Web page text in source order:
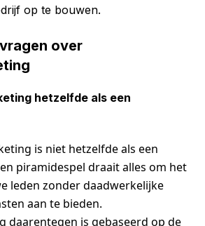
op te bouwen.
over
hetzelfde als een
is niet hetzelfde als een
piramidespel draait alles om het
leden zonder daadwerkelijke
aan te bieden.
daarentegen is gebaseerd op de